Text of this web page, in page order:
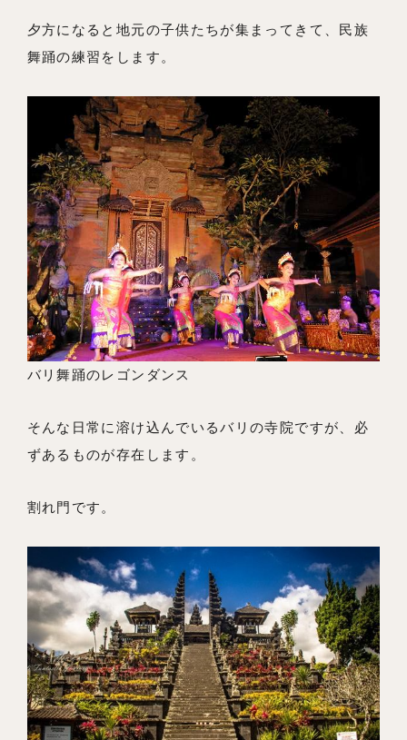
夕方になると地元の子供たちが集まってきて、民族
舞踊の練習をします。
バリ舞踊のレゴンダンス
そんな日常に溶け込んでいるバリの寺院ですが、必
ずあるものが存在します。
割れ門です。